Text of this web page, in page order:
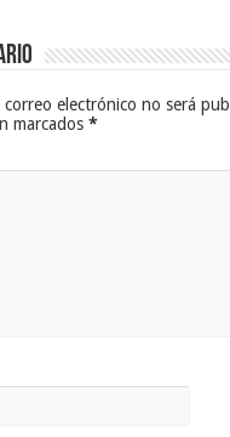
electrónico no será
marcados*